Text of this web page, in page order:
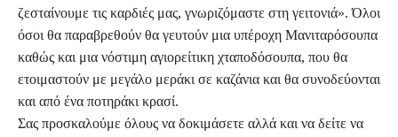
ζεσταίνουμε τις καρδιές μας, γνωριζόμαστε στη γειτονιά». Όλοι
όσοι θα παραβρεθούν θα γευτούν μια υπέροχη Μανιταρόσουπα
καθώς και μια νόστιμη αγιορείτικη χταποδόσουπα, που θα
ετοιμαστούν με μεγάλο μεράκι σε καζάνια και θα συνοδεύονται
και από ένα ποτηράκι κρασί.
Σας προσκαλούμε όλους να δοκιμάσετε αλλά και να δείτε να